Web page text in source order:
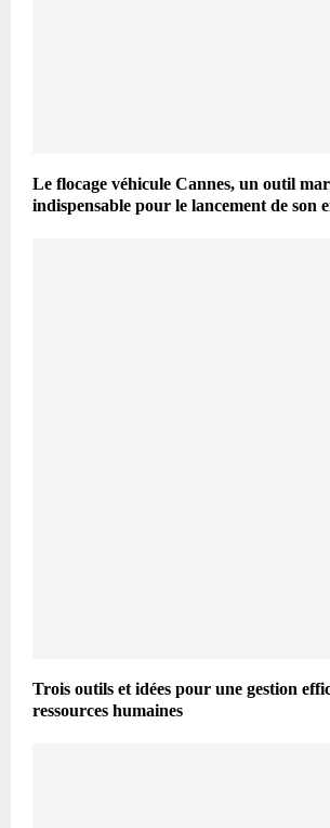
Le flocage véhicule Cannes, un outil
indispensable pour le lancement de son
Trois outils et idées pour une gestion
ressources humaines